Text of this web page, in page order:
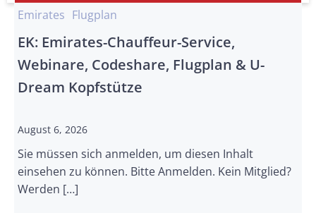
Emirates Flugplan
EK: Emirates-Chauffeur-Service,
Webinare, Codeshare, Flugplan & U-
Dream Kopfstütze
August 6, 2026
Sie müssen sich anmelden, um diesen Inhalt
einsehen zu können. Bitte Anmelden. Kein Mitglied?
Werden […]